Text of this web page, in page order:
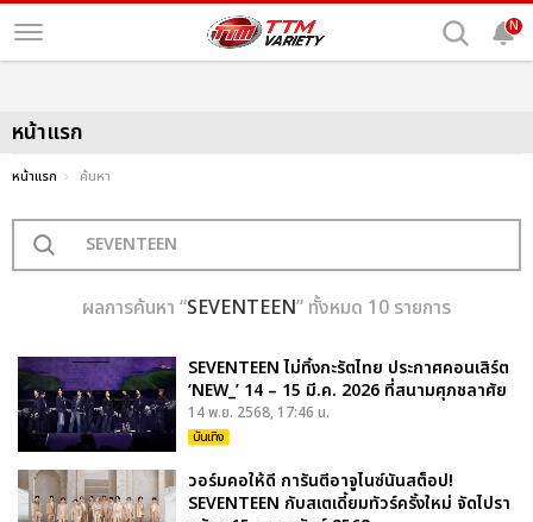
N
หน้าแรก
หน้าแรก ค้นหา
ผลการค้นหา “SEVENTEEN” ทั้งหมด 10 รายการ
SEVENTEEN ไม่ทิ้งกะรัตไทย ประกาศคอนเสิร์ต
‘NEW_’ 14 – 15 มี.ค. 2026 ที่สนามศุภชลาศัย
14 พ.ย. 2568, 17:46 น.
บันเทิง
วอร์มคอให้ดี การันตีอาจูไนซ์นันสต็อป!
SEVENTEEN กับสเตเดี้ยมทัวร์ครั้งใหม่ จัดไปรา